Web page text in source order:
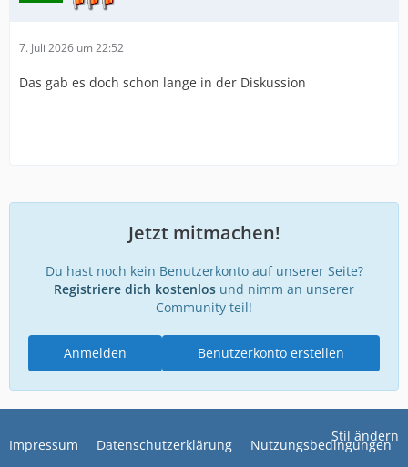
7. Juli 2026 um 22:52
Das gab es doch schon lange in der Diskussion
Jetzt mitmachen!
Du hast noch kein Benutzerkonto auf unserer Seite?
Registriere dich kostenlos und nimm an unserer
Community teil!
Benutzerkonto erstellen
Anmelden
Stil ändern
Impressum Datenschutzerklärung Nutzungsbedingungen